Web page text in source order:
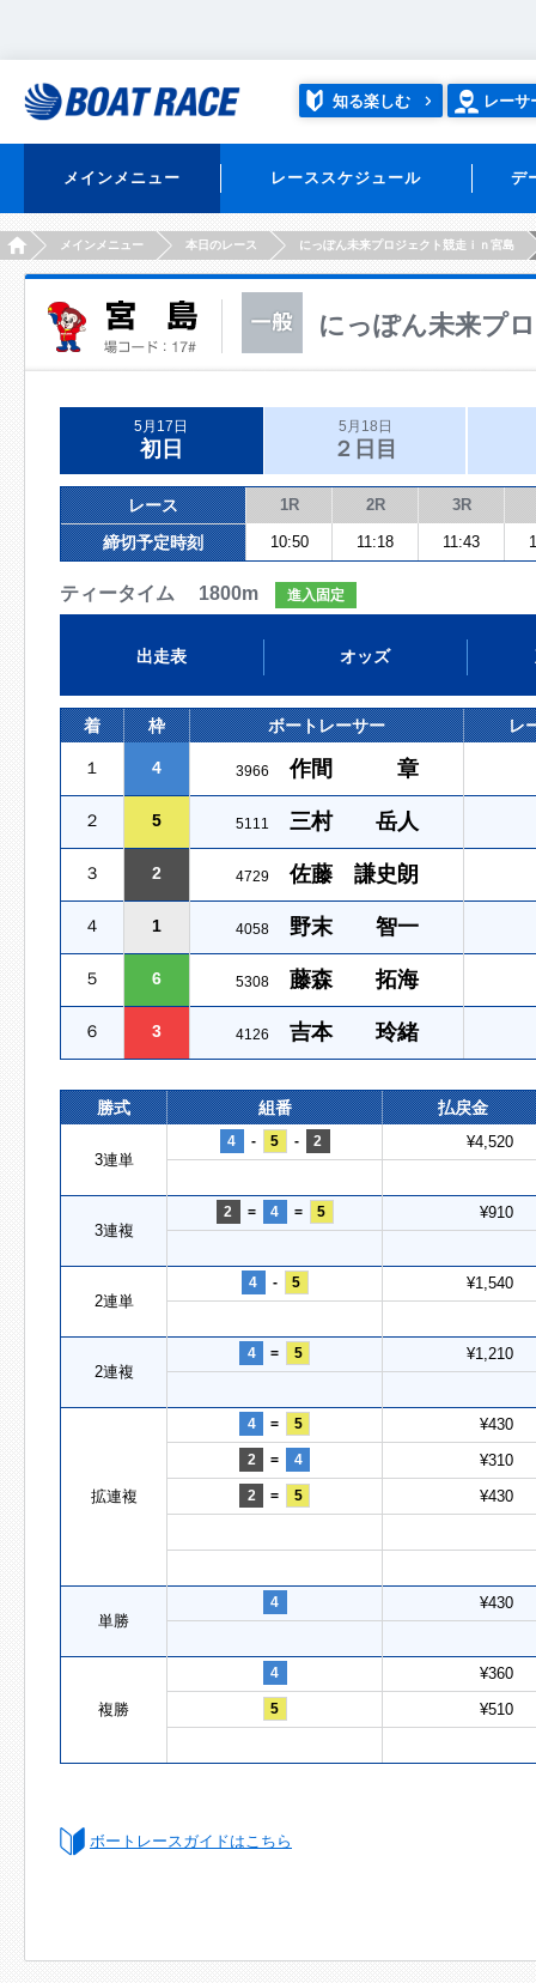
知る楽しむ レーサ
メインメニュー レーススケジュール デ
HOMEメインメニュー 本日のレース にっぽん未来プロジェクト競走ｉｎ宮島
にっぽん未来プ
5月17日
初日
5月18日
２日目
レース 1R 2R 3R
締切予定時刻 10:50 11:18 11:43
ティータイム 1800m 進入固定
出走表 オッズ
着 枠 ボートレーサー レ
１ 4 3966 作間 章
２ 5 5111 三村 岳人
３ 2 4729 佐藤 謙史朗
４ 1 4058 野末 智一
５ 6 5308 藤森 拓海
６ 3 4126 吉本 玲緒
勝式 組番 払戻金
3連単
4 - 5 - 2 ¥4,520
3連複
2 = 4 = 5 ¥910
2連単
4 - 5 ¥1,540
2連複
4 = 5 ¥1,210
拡連複
4 = 5 ¥430
2 = 4 ¥310
2 = 5 ¥430
単勝
4 ¥430
複勝
4 ¥360
5 ¥510
ボートレースガイドはこちら